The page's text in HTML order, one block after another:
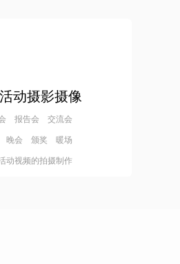
动摄影摄像
报告会 交流会
晚会 颁奖 暖场
动视频的拍摄制作